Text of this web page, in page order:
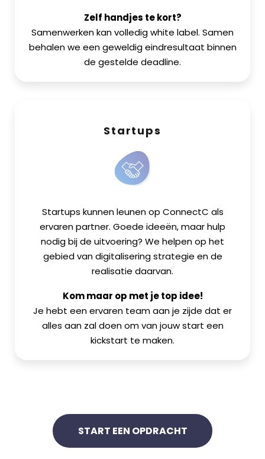
Zelf handjes te kort?
Samenwerken kan volledig white label. Samen
behalen we een geweldig eindresultaat binnen
de gestelde deadline.
Startups
Startups kunnen leunen op ConnectC als
ervaren partner. Goede ideeën, maar hulp
nodig bij de uitvoering? We helpen op het
gebied van digitalisering strategie en de
realisatie daarvan.
Kom maar op met je top idee!
Je hebt een ervaren team aan je zijde dat er
alles aan zal doen om van jouw start een
kickstart te maken.
START EEN OPDRACHT